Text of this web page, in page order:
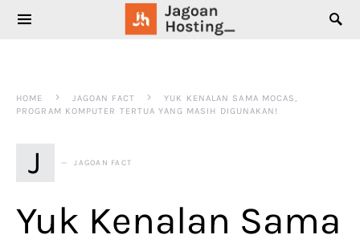
SEARCH FOR:
HOME JAGOAN FACT
YUK KENALAN SAMA MOCAS,
PROGRAM KOMPUTER TERTUA YANG MASIH DIGUNAKAN!
J JAGOAN FACT
Yuk Kenalan Sama